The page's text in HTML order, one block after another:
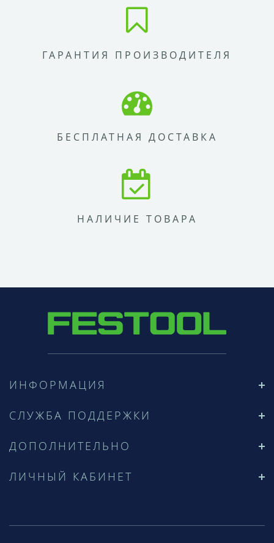
ГАРАНТИЯ ПРОИЗВОДИТЕЛЯ
БЕСПЛАТНАЯ ДОСТАВКА
НАЛИЧИЕ ТОВАРА
ИНФОРМАЦИЯ
СЛУЖБА ПОДДЕРЖКИ
ДОПОЛНИТЕЛЬНО
ЛИЧНЫЙ КАБИНЕТ